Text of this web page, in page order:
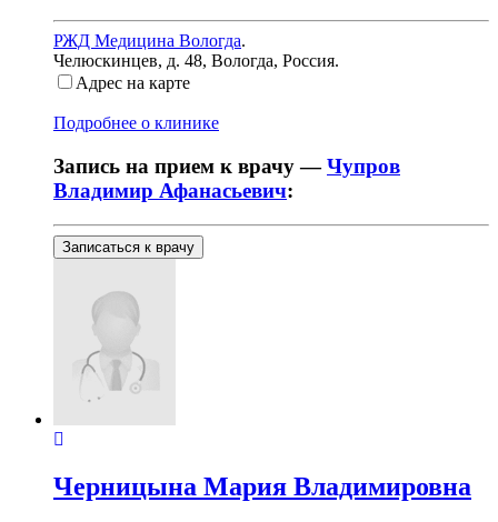
РЖД Медицина Вологда.
Челюскинцев, д. 48, Вологда, Россия.
Адрес на карте
Подробнее о клинике
Запись на прием к врачу —Чупров
Владимир Афанасьевич:
Записаться к врачу
Черницына Мария Владимировна